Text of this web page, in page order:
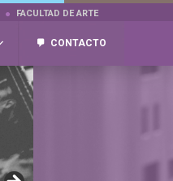
FACULTAD DE ARTE
CONTACTO